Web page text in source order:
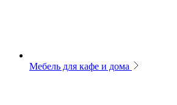
Мебель для кафе и дома